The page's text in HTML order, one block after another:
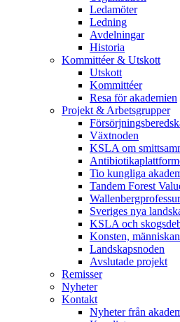
Ledamöter
Ledning
Avdelningar
Historia
Kommittéer & Utskott
Utskott
Kommittéer
Resa för akademien
Projekt & Arbetsgrupper
Växtnoden
KSLA om
Tio kungliga
Tandem Forest
Sveriges nya
KSLA och
Konsten,
Landskapsnoden
Avslutade projekt
Remisser
Nyheter
Kontakt
Nyheter från